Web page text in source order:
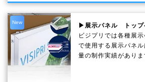
New
▶展示パネル トップ
ビジプリでは各種展
で使用する展示パネ
量の制作実績がありま